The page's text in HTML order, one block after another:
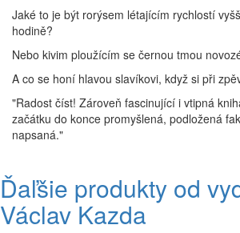
Jaké to je být rorýsem létajícím rychlostí
hodině?
Nebo kivim ploužícím se černou tmou
A co se honí hlavou slavíkovi, když si při
"Radost číst! Zároveň fascinující i vtipná
začátku do konce promyšlená, podložená
napsaná."
Ďaľšie produkty od
Václav Kazda